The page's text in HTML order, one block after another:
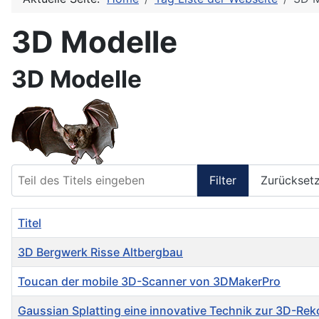
3D Modelle
3D Modelle
Filter
Titel
3D Bergwerk Risse Altbergbau
Toucan der mobile 3D-Scanner von 3DMakerPro
Gaussian Splatting eine innovative Technik zur 3D-